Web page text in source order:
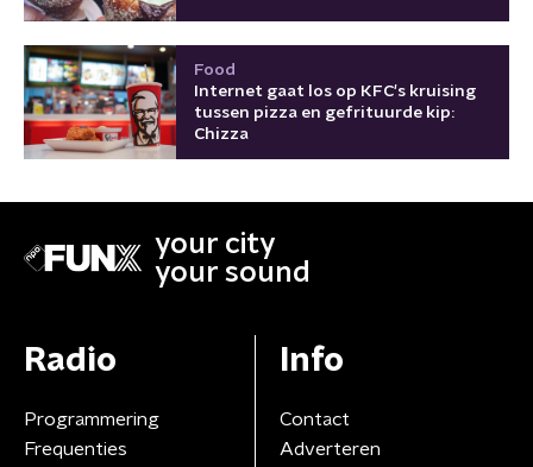
Food
Internet gaat los op KFC's kruising
tussen pizza en gefrituurde kip:
Chizza
your city
your sound
Radio
Programmering
Frequenties
Info
Contact
Adverteren